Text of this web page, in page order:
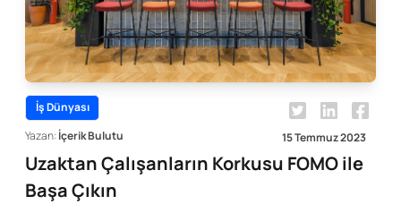
İş Dünyası
Yazan:İçerik Bulutu 15 Temmuz 2023
Uzaktan Çalışanların Korkusu FOMO ile
Başa Çıkın